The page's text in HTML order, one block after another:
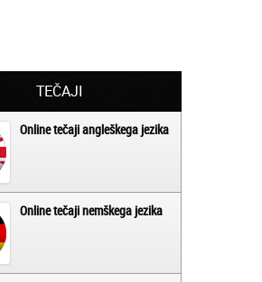
TEČAJI
Online tečaji angleškega jezika
Online tečaji nemškega jezika